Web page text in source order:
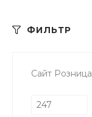
ФИЛЬТР
Сайт Розница